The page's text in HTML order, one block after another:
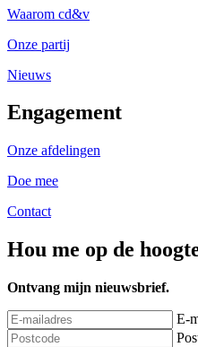
Waarom cd&v
Onze partij
Nieuws
Engagement
Onze afdelingen
Doe mee
Contact
Hou me op de
Ontvang mijn nieuwsbrief.
E-